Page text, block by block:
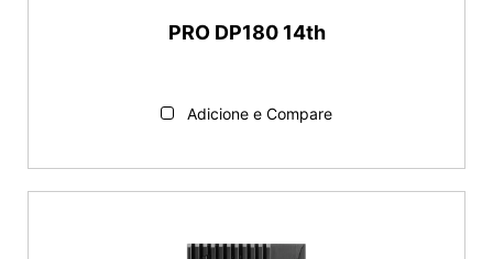
PRO DP180 14th
Adicione e Compare